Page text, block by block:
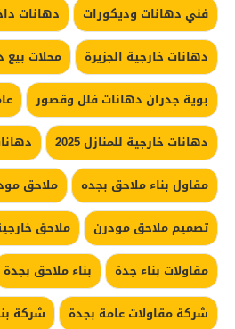
فني دهانات وديكورات
دهانات
دهانات خارجية الجزيرة
محلات
بوية جدران دهانات فلل وقصور
دهانات خارجية للمنازل 2025
مقاول بناء ملاحق بجده
ملاحق
تصميم ملاحق مودرن
ملاحق
مقاولات بناء جدة
بناء ملاحق بجدة
شركة مقاولات عامة بجدة
شركة